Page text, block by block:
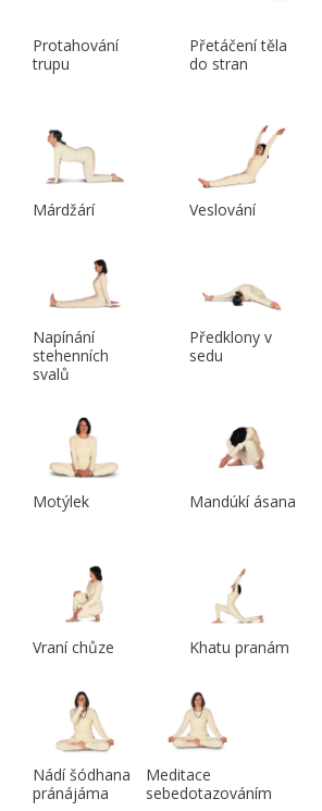
Protahování
trupu
Přetáčení těla
do stran
Márdžárí Veslování
Napínání
stehenních
svalů
Předklony v
sedu
Motýlek Mandúkí ásana
Vraní chůze Khatu pranám
Nádí šódhana
pránájáma
Meditace
sebedotazováním